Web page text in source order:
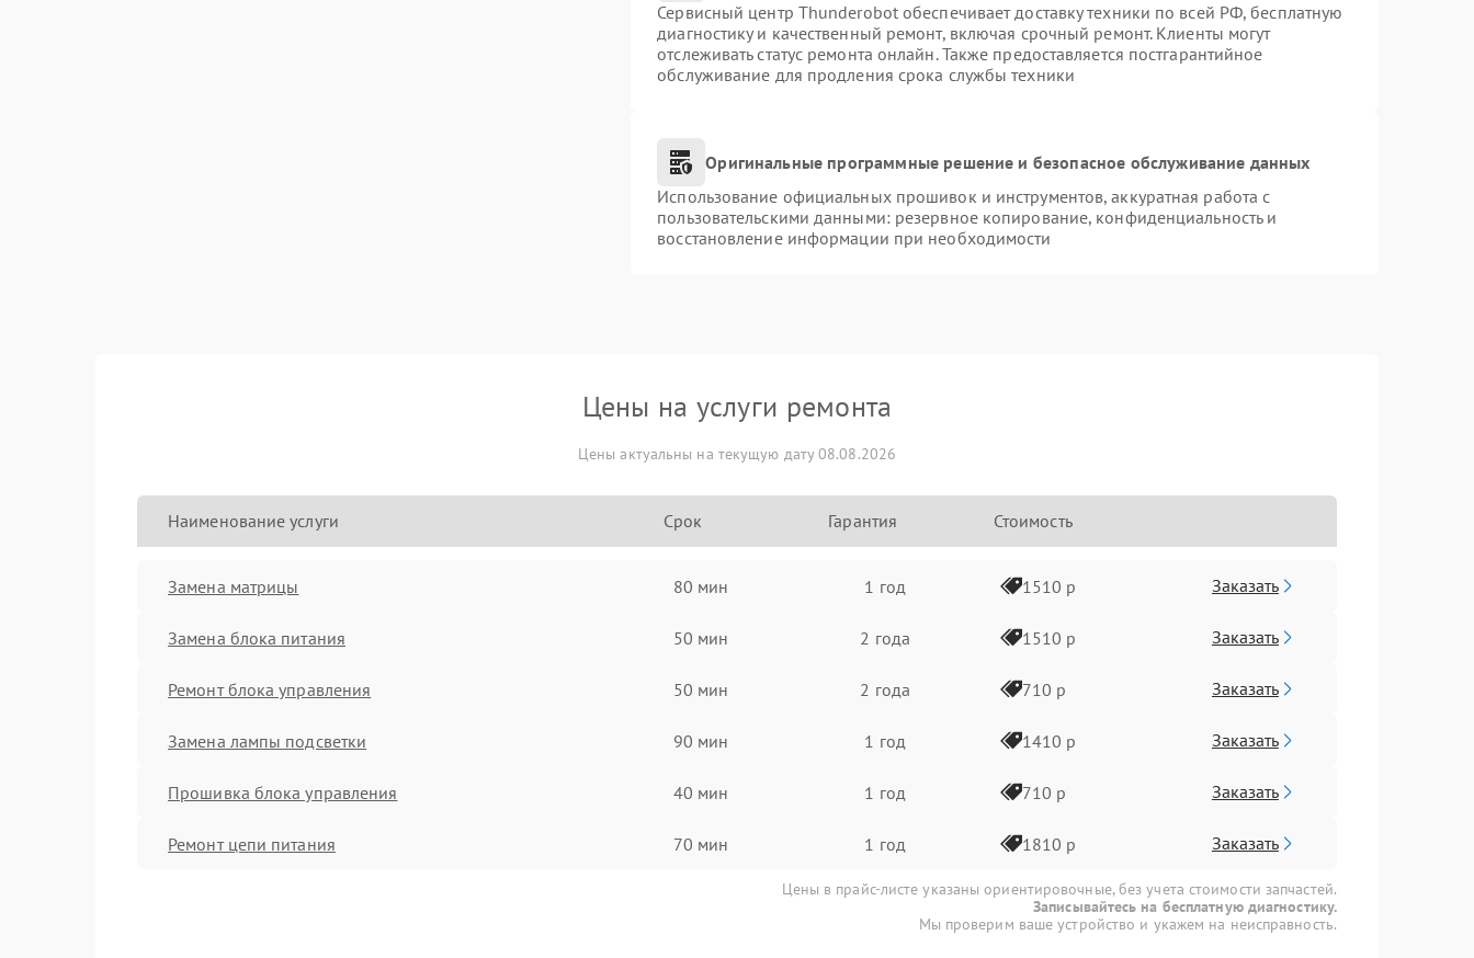
Сервисный центр Thunderobot обеспечивает доставку техники по всей РФ, бесплатную
диагностику и качественный ремонт, включая срочный ремонт. Клиенты могут
отслеживать статус ремонта онлайн. Также предоставляется постгарантийное
обслуживание для продления срока службы техники
Оригинальные программные решение и безопасное обслуживание данных
Использование официальных прошивок и инструментов, аккуратная работа с
пользовательскими данными: резервное копирование, конфиденциальность и
восстановление информации при необходимости
Цены на услуги ремонта
Цены актуальны на текущую дату 08.08.2026
Наименование услуги Срок Гарантия Стоимость
Замена матрицы 80 мин 1 год 1510 р Заказать
Замена блока питания 50 мин 2 года 1510 р Заказать
Ремонт блока управления 50 мин 2 года 710 р Заказать
Замена лампы подсветки 90 мин 1 год 1410 р Заказать
Прошивка блока управления 40 мин 1 год 710 р Заказать
Ремонт цепи питания 70 мин 1 год 1810 р Заказать
Цены в прайс-листе указаны ориентировочные, без учета стоимости запчастей.
Записывайтесь на бесплатную диагностику.
Мы проверим ваше устройство и укажем на неисправность.